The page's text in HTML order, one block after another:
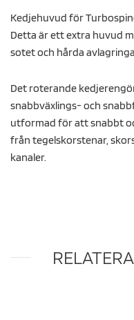
Kedjehuvud för
Detta är ett extra huvud
sotet och hårda
Det roterande
snabbväxlings- och
utformad för att snabbt
från tegelskorstenar,
kanaler.